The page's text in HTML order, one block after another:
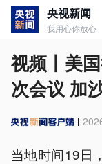
央视新闻
我用心你放心
视频丨美
次会议 加
当地时间19日